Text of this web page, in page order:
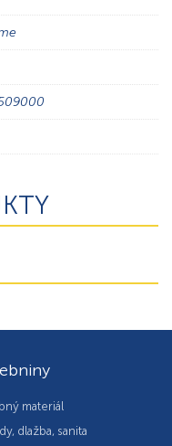
materiál
dlažba, sanita